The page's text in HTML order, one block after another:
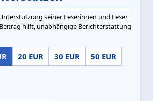
seiner Leserinnen und Leser
hilft, unabhängige Berichterstattung
20 EUR 30 EUR
50 EUR